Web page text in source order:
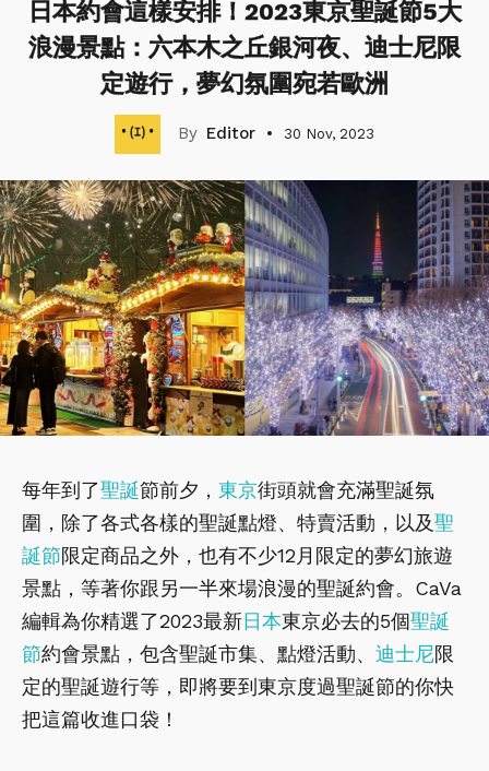
日本約會這樣安排！2023東京聖誕節5大
浪漫景點：六本木之丘銀河夜、迪士尼限
定遊行，夢幻氛圍宛若歐洲
Editor 30 Nov, 2023
每年到了聖誕節前夕， 東京街頭就會充滿聖誕氛
圍，除了各式各樣的聖誕點燈、特賣活動，以及聖
誕節限定商品之外，也有不少12月限定的夢幻旅遊
景點，等著你跟另一半來場浪漫的聖誕約會。CaVa
編輯為你精選了2023最新日本東京必去的5個聖誕
節約會景點，包含聖誕市集、點燈活動、 迪士尼限
定的聖誕遊行等，即將要到東京度過聖誕節的你快
把這篇收進口袋！